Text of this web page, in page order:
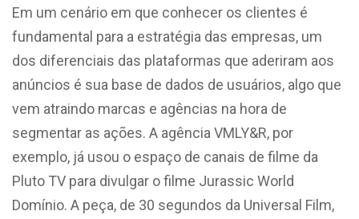
Em um cenário em que conhecer os clientes é
fundamental para a estratégia das empresas, um
dos diferenciais das plataformas que aderiram aos
anúncios é sua base de dados de usuários, algo que
vem atraindo marcas e agências na hora de
segmentar as ações. A agência VMLY&R, por
exemplo, já usou o espaço de canais de filme da
Pluto TV para divulgar o filme Jurassic World
Domínio. A peça, de 30 segundos da Universal Film,